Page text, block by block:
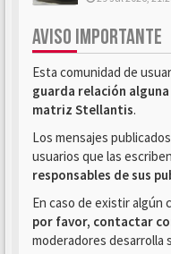
AVISO IMPORTANTE
Esta comunidad de
guarda relación
matriz Stellantis.
Los mensajes
usuarios que las
responsables de sus
En caso de existir
por favor, contactar
moderadores desarrolla